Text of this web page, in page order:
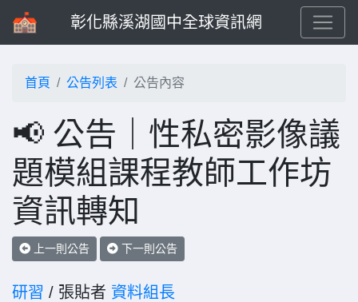
彰化縣溪湖國中全球資訊網
首頁 公告列表 公告內容
📢 公告｜性私密影像議
題模組課程教師工作坊
資訊轉知
上一則公告 下一則公告
研習 / 張貼者 資料組長